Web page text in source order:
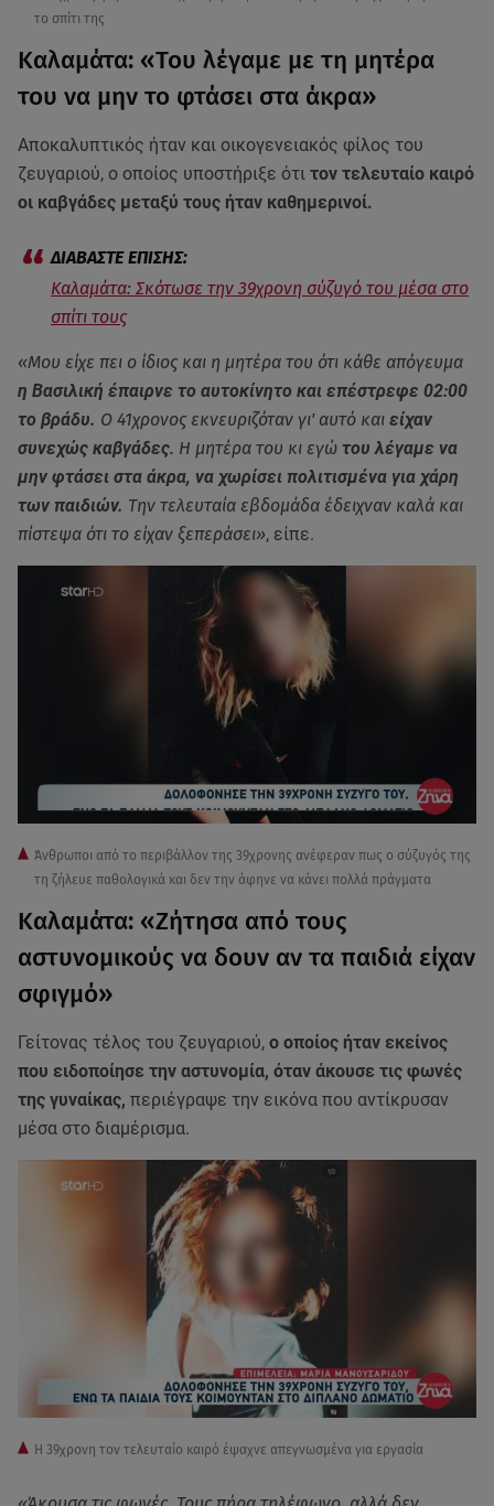
το σπίτι της
Καλαμάτα: «Του λέγαμε με τη μητέρα
του να μην το φτάσει στα άκρα»
Αποκαλυπτικός ήταν και οικογενειακός φίλος του
ζευγαριού, ο οποίος υποστήριξε ότι τον τελευταίο καιρό
οι καβγάδες μεταξύ τους ήταν καθημερινοί.
Καλαμάτα: Σκότωσε την 39χρονη σύζυγό του μέσα στο
σπίτι τους
«Μου είχε πει ο ίδιος και η μητέρα του ότι κάθε απόγευμα
η Βασιλική έπαιρνε το αυτοκίνητο και επέστρεφε 02:00
το βράδυ. Ο 41χρονος εκνευριζόταν γι' αυτό και είχαν
συνεχώς καβγάδες. Η μητέρα του κι εγώ του λέγαμε να
μην φτάσει στα άκρα, να χωρίσει πολιτισμένα για χάρη
των παιδιών. Την τελευταία εβδομάδα έδειχναν καλά και
πίστεψα ότι το είχαν ξεπεράσει», είπε.
Άνθρωποι από το περιβάλλον της 39χρονης ανέφεραν πως ο σύζυγός της
τη ζήλευε παθολογικά και δεν την άφηνε να κάνει πολλά πράγματα
Καλαμάτα: «Ζήτησα από τους
αστυνομικούς να δουν αν τα παιδιά είχαν
σφιγμό»
Γείτονας τέλος του ζευγαριού, ο οποίος ήταν εκείνος
που ειδοποίησε την αστυνομία, όταν άκουσε τις φωνές
της γυναίκας, περιέγραψε την εικόνα που αντίκρυσαν
μέσα στο διαμέρισμα.
Η 39χρονη τον τελευταίο καιρό έψαχνε απεγνωσμένα για εργασία